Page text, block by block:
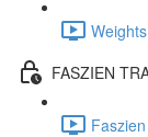
FASZIEN